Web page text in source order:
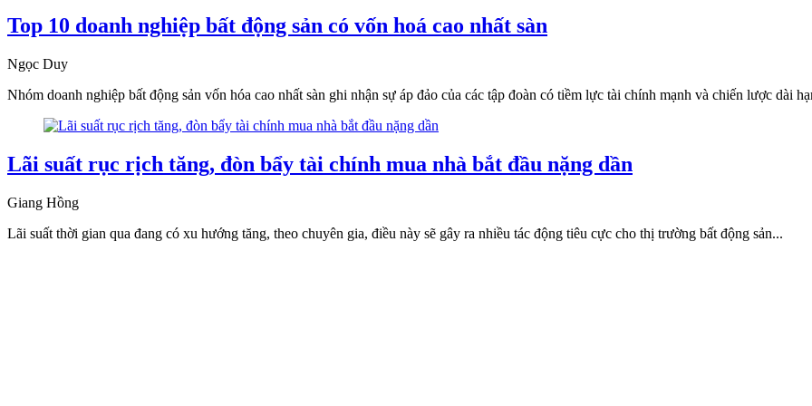
Top 10 doanh nghiệp bất động sản có vốn hoá cao nhất sàn
Ngọc Duy
Nhóm doanh nghiệp bất động sản vốn hóa cao nhất sàn ghi nhận sự áp đảo của các tập đoàn có tiềm lực tài chính mạnh và chiến lược dài
Lãi suất rục rịch tăng, đòn bẩy tài chính mua nhà bắt đầu nặng dần
Giang Hồng
Lãi suất thời gian qua đang có xu hướng tăng, theo chuyên gia, điều này sẽ gây ra nhiều tác động tiêu cực cho thị trường bất động sản...